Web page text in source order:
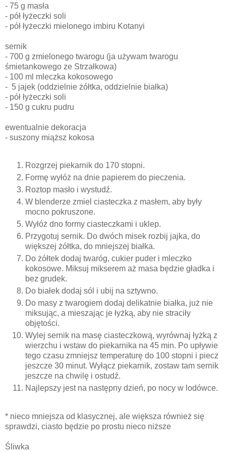
- 75 g masła
- pół łyżeczki soli
- pół łyżeczki mielonego imbiru Kotanyi
sernik
- 700 g zmielonego twarogu (ja używam twarogu
śmietankowego ze Strzałkowa)
- 100 ml mleczka kokosowego
- 5 jajek (oddzielnie żółtka, oddzielnie białka)
- pół łyżeczki soli
- 150 g cukru pudru
ewentualnie dekoracja
- suszony miąższ kokosa
Rozgrzej piekarnik do 170 stopni.
Formę wyłóż na dnie papierem do pieczenia.
Roztop masło i wystudź.
W blenderze zmiel ciasteczka z masłem, aby były
mocno pokruszone.
Wyłóż dno formy ciasteczkami i uklep.
Przygotuj sernik. Do dwóch misek rozbij jajka, do
większej żółtka, do mniejszej białka.
Do żółtek dodaj twaróg, cukier puder i mleczko
kokosowe. Miksuj mikserem aż masa będzie gładka i
bez grudek.
Do białek dodaj sól i ubij na sztywno.
Do masy z twarogiem dodaj delikatnie białka, już nie
miksując, a mieszając je łyżką, aby nie straciły
objętości.
Wylej sernik na masę ciasteczkową, wyrównaj łyżką z
wierzchu i wstaw do piekarnika na 45 min. Po upływie
tego czasu zmniejsz temperaturę do 100 stopni i piecz
jeszcze 30 minut. Wyłącz piekarnik, zostaw tam sernik
jeszcze na chwilę i ostudź.
Najlepszy jest na następny dzień, po nocy w lodówce.
* nieco mniejsza od klasycznej, ale większa również się
sprawdzi, ciasto będzie po prostu nieco niższe
Śliwka